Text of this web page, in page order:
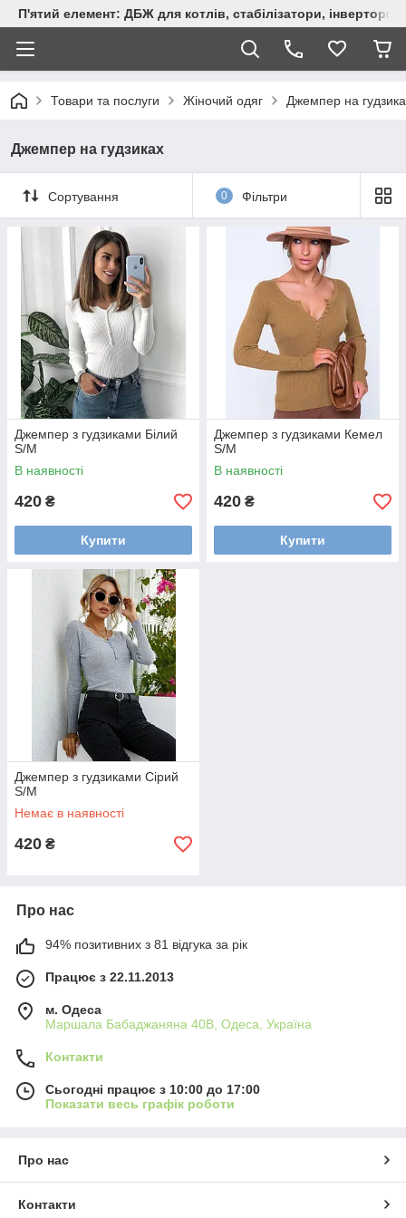
П'ятий елемент: ДБЖ для котлів, стабілізатори, інвертори,
Товари та послуги Жіночий одяг Джемпер на
Джемпер на гудзиках
Сортування 0 Фільтри
Джемпер з гудзиками Білий
S/M
В наявності
420 ₴
Купити
Джемпер з гудзиками Кемел
S/M
В наявності
420 ₴
Купити
Джемпер з гудзиками Сірий
S/M
Немає в наявності
420 ₴
Про нас
94% позитивних з 81 відгука за рік
Працює з 22.11.2013
м. Одеса
Маршала Бабаджаняна 40В, Одеса, Україна
Контакти
Сьогодні працює з 10:00 до 17:00
Показати весь графік роботи
Про нас
Контакти